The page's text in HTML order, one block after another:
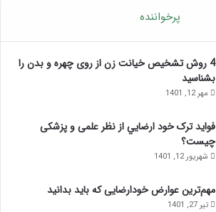
پرخواننده
4 روش تشخیص خیانت زن از روی چهره و بدن را
بشناسید
مهر 12, 1401
فواید ترک خود ارضايي از نظر علمی و پزشکی
چیست؟
شهریور 12, 1401
مهم‌ترین عوارض خودارضایی که باید بدانید
تیر 27, 1401